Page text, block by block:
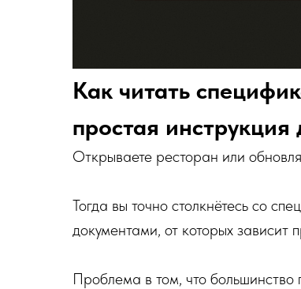
Как читать
простая инструкция
Открываете ресторан или
Тогда вы точно столкнётесь со
документами, от которых зависит
Проблема в том, что